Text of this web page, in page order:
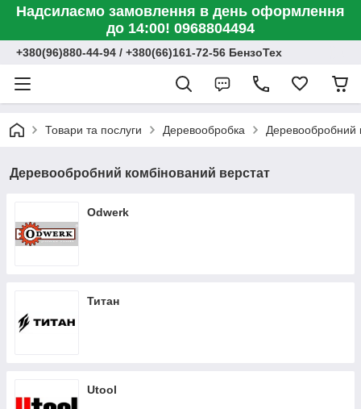
Надсилаємо замовлення в день оформлення
до 14:00! 0968804494
+380(96)880-44-94 / +380(66)161-72-56 БензоТех
Товари та послуги Деревообробка Деревообробний
Деревообробний комбінований верстат
Odwerk
Титан
Utool